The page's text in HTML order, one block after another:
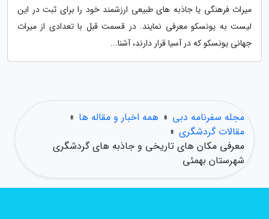
میراث فرهنگی یا جاذبه های طبیعی ارزشمند خود را برای ثبت در این
لیست به یونسکو معرفی نمایند. در قسمت قبل با تعدادی از میراث
جهانی یونسکو که در آسیا قرار دارند، آشنا...
مجله سفرنامه دبی » همه اخبار و مقاله ها »
مقالات گردشگری »
معرفی مکان های تاریخی و جاذبه های گردشگری
شهرستان بهمئی